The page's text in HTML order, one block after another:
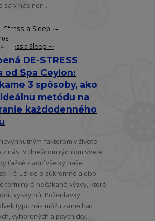
sa v nás nen...
DE-STRESS
od Spa Ceylon:
3 spôsoby, ako
metódu na
každodenného
08
Stress a Sleep ⁓
faktorom v živote
z nás. V dnešnom rýchlom svete
ťažké zladiť všetky naše
– či už ide o súkromné alebo
termíny či nečakané výzvy, ktoré
vyskytnú. Požiadavky
typu nás môžu zanechať
vyhorených a psychicky...